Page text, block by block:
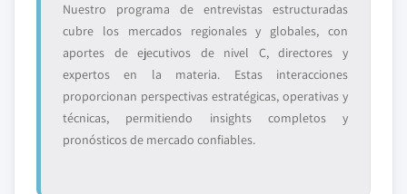
Nuestro programa de entrevistas estructuradas
cubre los mercados regionales y globales, con
aportes de ejecutivos de nivel C, directores y
expertos en la materia. Estas interacciones
proporcionan perspectivas estratégicas, operativas y
técnicas, permitiendo insights completos y
pronósticos de mercado confiables.